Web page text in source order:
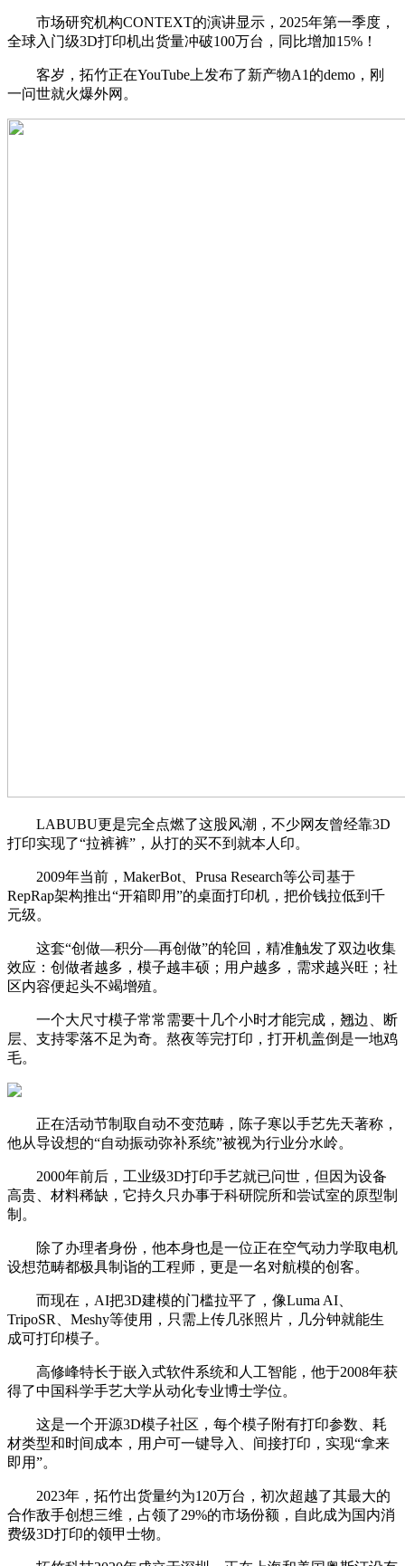
市场研究机构CONTEXT的演讲显示，2025年第一季度，
全球入门级3D打印机出货量冲破100万台，同比增加15%！
客岁，拓竹正在YouTube上发布了新产物A1的demo，刚
一问世就火爆外网。
LABUBU更是完全点燃了这股风潮，不少网友曾经靠3D
打印实现了“拉裤裤”，从打的买不到就本人印。
2009年当前，MakerBot、Prusa Research等公司基于
RepRap架构推出“开箱即用”的桌面打印机，把价钱拉低到千
元级。
这套“创做—积分—再创做”的轮回，精准触发了双边收集
效应：创做者越多，模子越丰硕；用户越多，需求越兴旺；社
区内容便起头不竭增殖。
一个大尺寸模子常常需要十几个小时才能完成，翘边、断
层、支持零落不足为奇。熬夜等完打印，打开机盖倒是一地鸡
毛。
正在活动节制取自动不变范畴，陈子寒以手艺先天著称，
他从导设想的“自动振动弥补系统”被视为行业分水岭。
2000年前后，工业级3D打印手艺就已问世，但因为设备
高贵、材料稀缺，它持久只办事于科研院所和尝试室的原型制
制。
除了办理者身份，他本身也是一位正在空气动力学取电机
设想范畴都极具制诣的工程师，更是一名对航模的创客。
而现在，AI把3D建模的门槛拉平了，像Luma AI、
TripoSR、Meshy等使用，只需上传几张照片，几分钟就能生
成可打印模子。
高修峰特长于嵌入式软件系统和人工智能，他于2008年获
得了中国科学手艺大学从动化专业博士学位。
这是一个开源3D模子社区，每个模子附有打印参数、耗
材类型和时间成本，用户可一键导入、间接打印，实现“拿来
即用”。
2023年，拓竹出货量约为120万台，初次超越了其最大的
合作敌手创想三维，占领了29%的市场份额，自此成为国内消
费级3D打印的领甲士物。